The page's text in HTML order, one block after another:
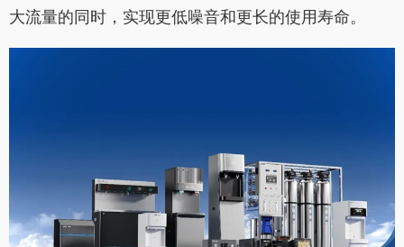
大流量的同时，实现更低噪音和更长的使用寿命。